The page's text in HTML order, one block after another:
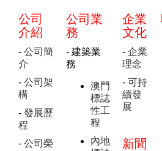
公司
介紹
- 公司簡
介
- 公司架
構
- 發展歷
程
- 公司榮
公司業
務
- 建築業
務
澳門
標誌
性工
程
內地
企業
文化
-企業
理念
-可持
續發
展
新聞